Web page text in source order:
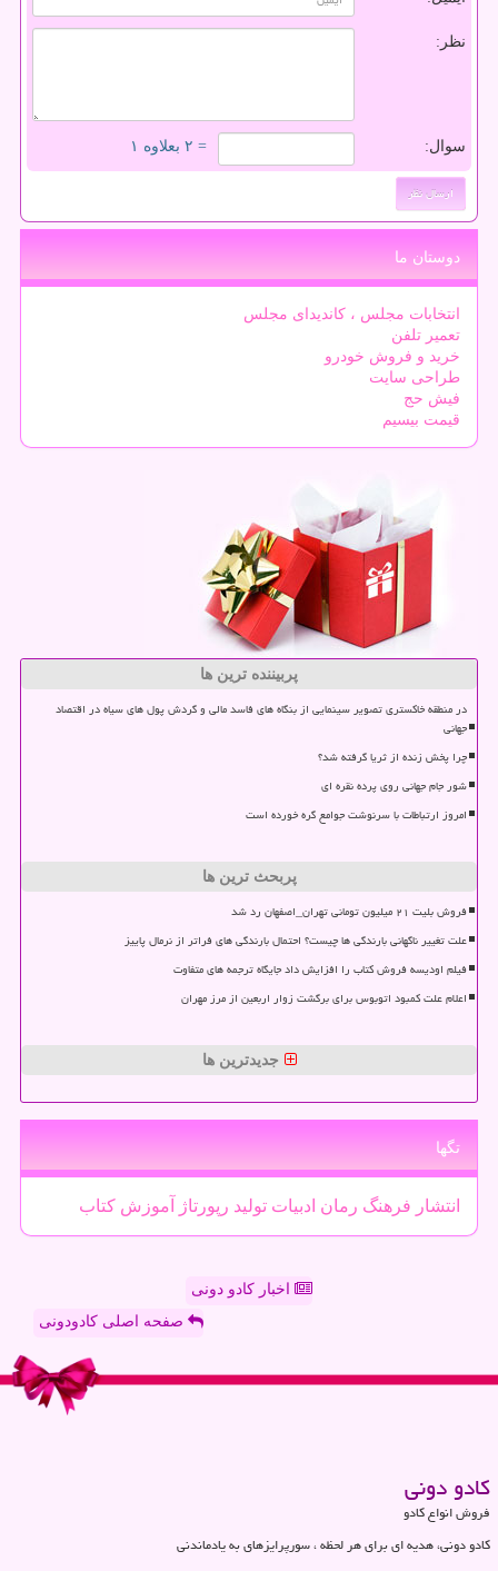
نظر:
سوال: = ۲ بعلاوه ۱
دوستان ما
انتخابات مجلس ، کاندیدای مجلس
تعمیر تلفن
خرید و فروش خودرو
طراحی سایت
فیش حج
قیمت بیسیم
پربیننده ترین ها
در منطقه خاکستری تصویر سینمایی از بنگاه های فاسد مالی و گردش پول های سیاه در اقتصاد
جهانی
چرا پخش زنده از ثریا گرفته شد؟
شور جام جهانی روی پرده نقره ای
امروز ارتباطات با سرنوشت جوامع گره خورده است
پربحث ترین ها
فروش بلیت ۲۱ میلیون تومانی تهران_اصفهان رد شد
علت تغییر ناگهانی بارندگی ها چیست؟ احتمال بارندگی های فراتر از نرمال پاییز
فیلم اودیسه فروش کتاب را افزایش داد جایگاه ترجمه های متفاوت
اعلام علت کمبود اتوبوس برای برگشت زوار اربعین از مرز مهران
جدیدترین ها
تگها
انتشار فرهنگ رمان ادبیات تولید رپورتاژ آموزش كتاب
اخبار کادو دونی
صفحه اصلی کادودونی
كادو دونی
فروش انواع کادو
کادو دونی، هدیه ای برای هر لحظه ، سورپرایزهای به یادماندنی